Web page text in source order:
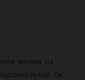
Англии, на
путей. Он